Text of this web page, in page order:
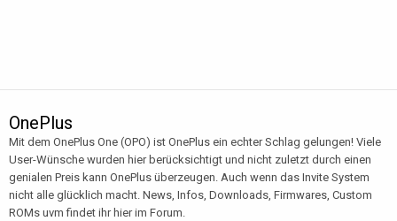
OnePlus
Mit dem OnePlus One (OPO) ist OnePlus ein echter Schlag gelungen! Viele
User-Wünsche wurden hier berücksichtigt und nicht zuletzt durch einen
genialen Preis kann OnePlus überzeugen. Auch wenn das Invite System
nicht alle glücklich macht. News, Infos, Downloads, Firmwares, Custom
ROMs uvm findet ihr hier im Forum.